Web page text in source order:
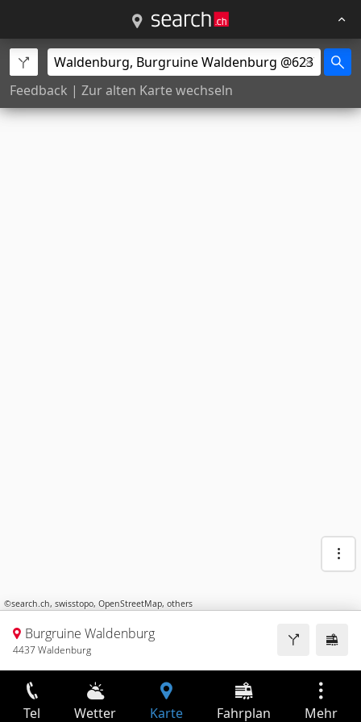
Feedback | Zur alten Karte wechseln
©search.ch, swisstopo, OpenStreetMap, others
Burgruine Waldenburg
4437 Waldenburg
Tel Wetter Karte Fahrplan Mehr